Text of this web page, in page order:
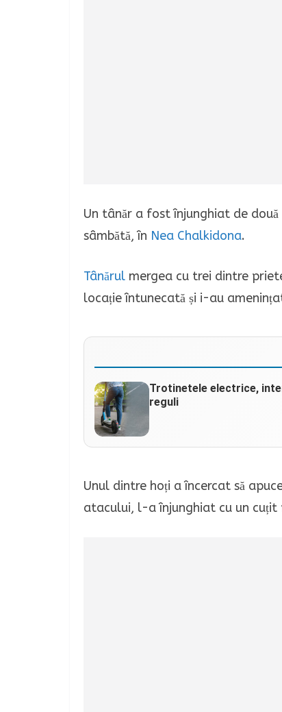
Un tânăr a fost înjunghiat de
sâmbătă, în Nea Chalkidona.
Tânărul mergea cu trei dintre
locație întunecată și i-au
Trotinetele electrice,
reguli
Unul dintre hoți a încercat să
atacului, l-a înjunghiat cu un cuțit